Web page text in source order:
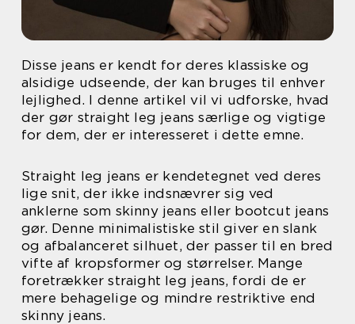
Disse jeans er kendt for deres klassiske og
alsidige udseende, der kan bruges til enhver
lejlighed. I denne artikel vil vi udforske, hvad
der gør straight leg jeans særlige og vigtige
for dem, der er interesseret i dette emne.
Straight leg jeans er kendetegnet ved deres
lige snit, der ikke indsnævrer sig ved
anklerne som skinny jeans eller bootcut jeans
gør. Denne minimalistiske stil giver en slank
og afbalanceret silhuet, der passer til en bred
vifte af kropsformer og størrelser. Mange
foretrækker straight leg jeans, fordi de er
mere behagelige og mindre restriktive end
skinny jeans.